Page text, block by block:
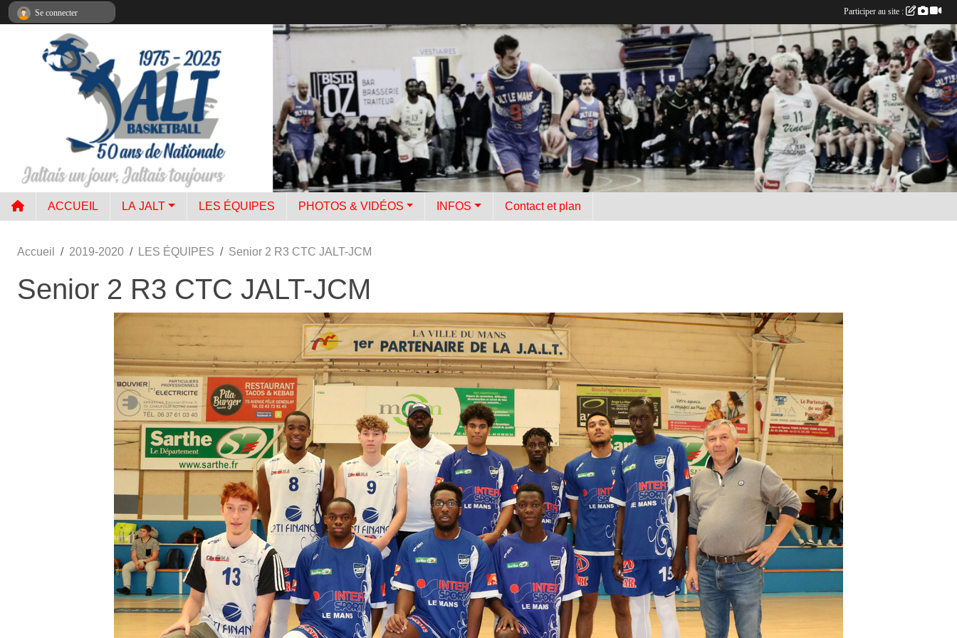
ACCUEIL LA JALT LES ÉQUIPES PHOTOS & VIDÉOS INFOS Contact et plan
Accueil 2019-2020 LES ÉQUIPES Senior 2 R3 CTC JALT-JCM
Senior 2 R3 CTC JALT-JCM
Se connecter Participer au site :
Panneau de gestion des cookies